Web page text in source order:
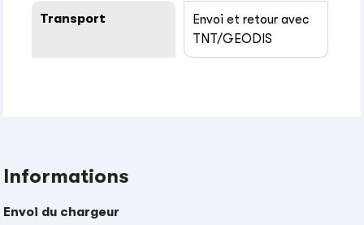
Transport
Envoi et retour avec
TNT/GEODIS
Informations
Envoi du chargeur